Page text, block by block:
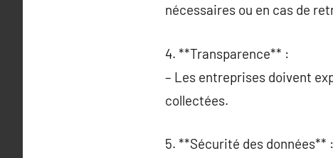
nécessaires ou en cas de
4. **Transparence** :
– Les entreprises doivent
collectées.
5. **Sécurité des données** :